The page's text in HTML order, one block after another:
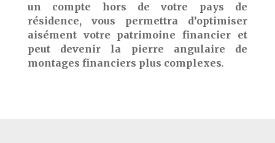
un compte hors de votre pays de
résidence, vous permettra d’optimiser
aisément votre patrimoine financier et
peut devenir la pierre angulaire de
montages financiers plus complexes.